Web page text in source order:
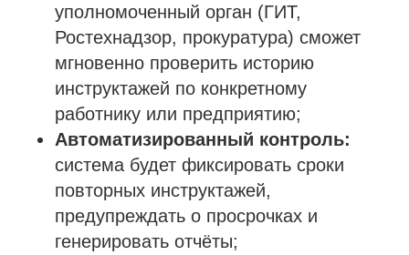
уполномоченный орган (ГИТ,
Ростехнадзор, прокуратура) сможет
мгновенно проверить историю
инструктажей по конкретному
работнику или предприятию;
Автоматизированный контроль:
система будет фиксировать сроки
повторных инструктажей,
предупреждать о просрочках и
генерировать отчёты;